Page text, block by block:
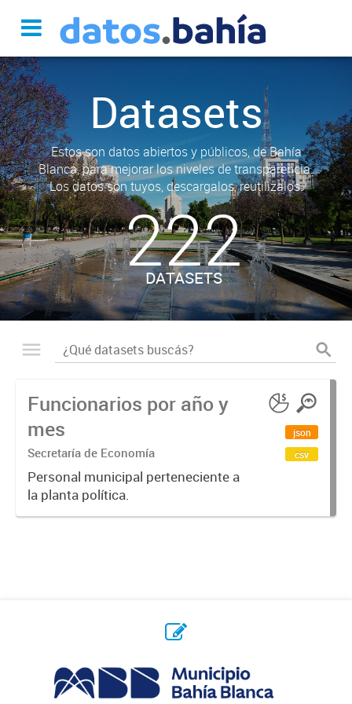
Datasets
Estos son datos abiertos y públicos, de Bahía
Blanca, para mejorar los niveles de transparencia.
Los datos son tuyos, descargalos, reutilizalos.
222
DATASETS
Funcionarios por año y
mes
Secretaría de Economía
Personal municipal perteneciente a
la planta política.
json
csv